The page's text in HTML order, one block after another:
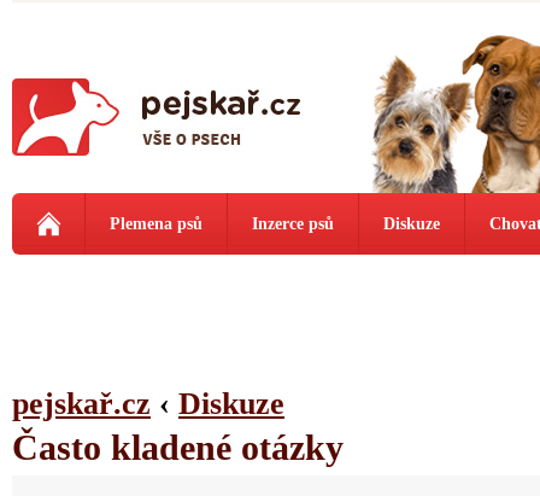
Plemena psů Inzerce psů Diskuze
pejskař.cz ‹ Diskuze
Často kladené otázky